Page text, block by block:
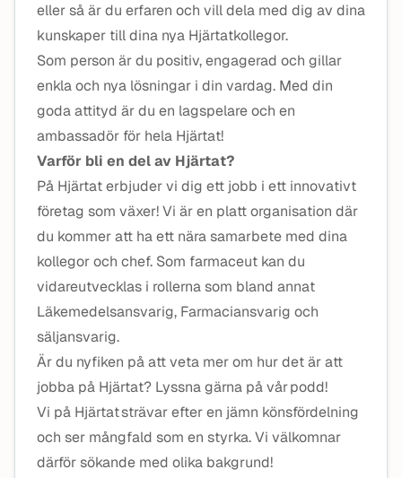
eller så är du erfaren och vill dela med dig av dina
kunskaper till dina nya Hjärtatkollegor.
Som person är du positiv, engagerad och gillar
enkla och nya lösningar i din vardag. Med din
goda attityd är du en lagspelare och en
ambassadör för hela Hjärtat!
Varför bli en del av Hjärtat?
På Hjärtat erbjuder vi dig ett jobb i ett innovativt
företag som växer! Vi är en platt organisation där
du kommer att ha ett nära samarbete med dina
kollegor och chef. Som farmaceut kan du
vidareutvecklas i rollerna som bland annat
Läkemedelsansvarig, Farmaciansvarig och
säljansvarig.
Är du nyfiken på att veta mer om hur det är att
jobba på Hjärtat? Lyssna gärna på vår podd!
Vi på Hjärtat strävar efter en jämn könsfördelning
och ser mångfald som en styrka. Vi välkomnar
därför sökande med olika bakgrund!